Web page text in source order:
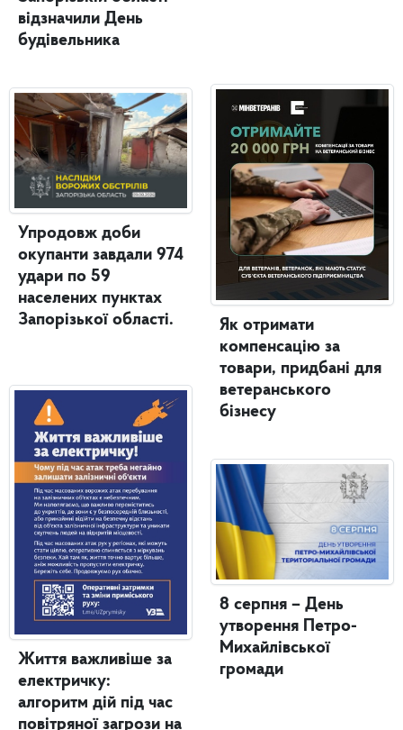
відзначили День
будівельника
Упродовж доби
окупанти завдали 974
удари по 59
населених пунктах
Запорізької області.
Життя важливіше за
електричку:
алгоритм дій під час
повітряної загрози на
Як отримати
компенсацію за
товари, придбані для
ветеранського
бізнесу
8 серпня – День
утворення Петро-
Михайлівської
громади